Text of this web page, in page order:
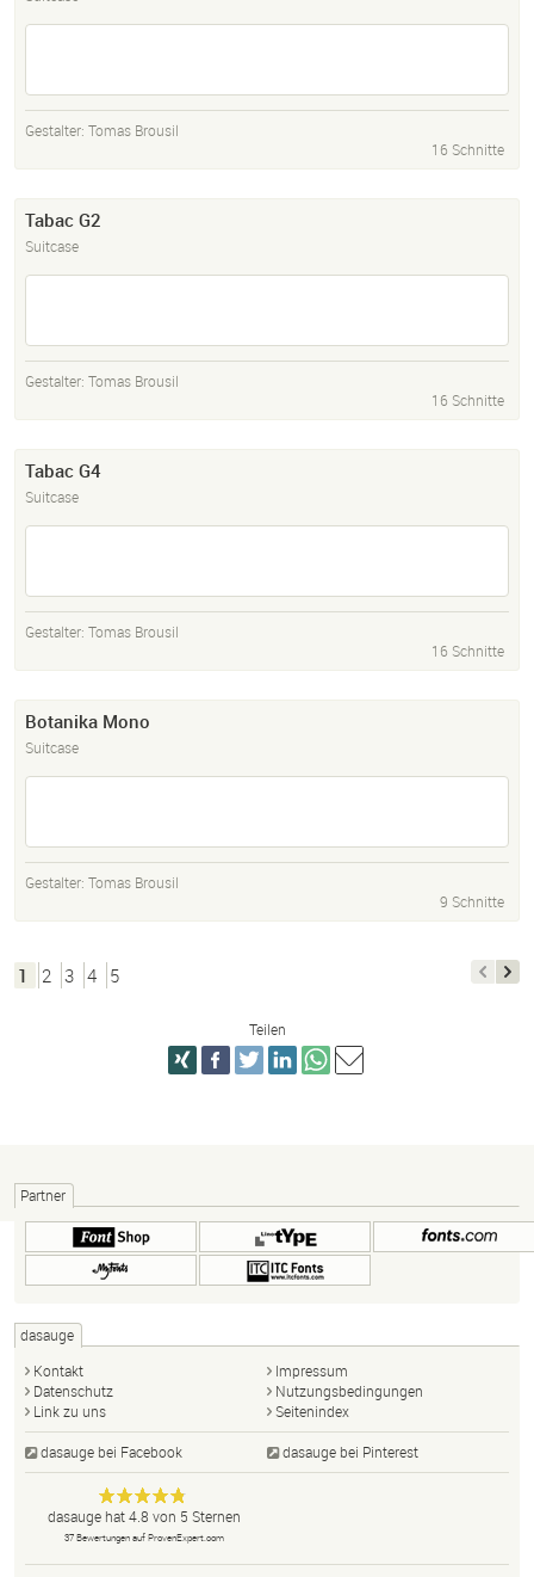
Gestalter: Tomas Brousil
16 Schnitte
Tabac G2
Suitcase
Gestalter: Tomas Brousil
16 Schnitte
Tabac G4
Suitcase
Gestalter: Tomas Brousil
16 Schnitte
Botanika Mono
Suitcase
Gestalter: Tomas Brousil
9 Schnitte
1 2 3 4 5
Teilen
Partner
dasauge
Kontakt
Impressum
Datenschutz
Nutzungsbedingungen
Link zu uns
Seitenindex
dasauge bei Facebook dasauge bei Pinterest
dasauge
Designer,
Fotografen,
Agenturen,
Anonym
dasaugehat4.8 von 5 Sternen
37Bewertungen auf ProvenExpert.com